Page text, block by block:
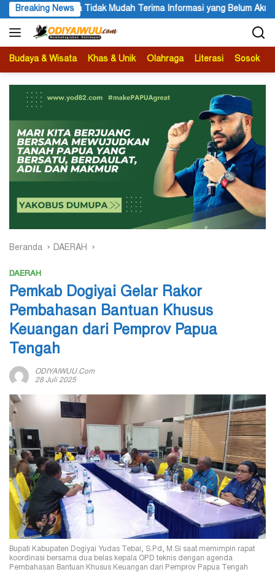
Langsung
ke
konten
Breaking News
Informasi yang Belum Akurat Darius Sabon Rain: 19
Budaya & Wisata Khas & Unik Olahraga Literasi Sosok
Beranda DAERAH
DAERAH
Pemkab Dogiyai Gelar Rakor
Pembahasan Bantuan Khusus
Keuangan dari Pemprov Papua
Tengah
ODIYAIWUU.com
28 Juli 2025
Bupati Kabupaten Dogiyai Yudas Tebai, S.Pd, M.Si saat memimpin rapat
koordinasi bersama dua belas kepala OPD teknis dengan agenda
Pembahasan Bantuan Khusus Keuangan dari Pemprov Papua Tengah